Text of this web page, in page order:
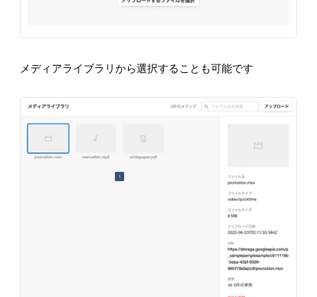
メディアライブラリから選択することも可能です